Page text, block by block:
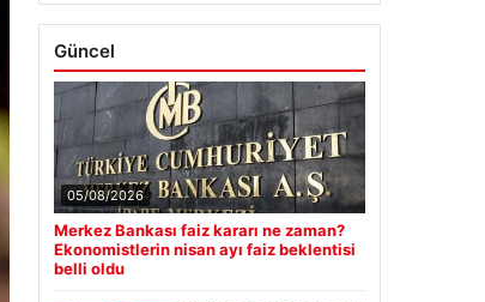
Güncel
05/08/2026
Merkez Bankası faiz kararı ne zaman?
Ekonomistlerin nisan ayı faiz beklentisi
belli oldu